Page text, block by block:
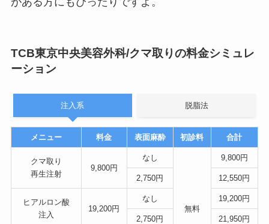
TCB東京中央美容外科/クマ取りの料金シミュレ
ーション
注入系 脱脂法
メニュー 料金 表面麻酔 初診料 合計
クマ取り
再生注射
9,800円
なし
無料
9,800円
2,750円 12,550円
ヒアルロン酸
注入
19,200円
なし 19,200円
2,750円 21,950円